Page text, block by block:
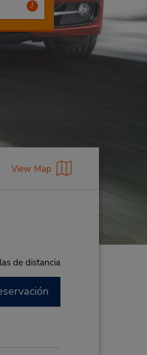
View Map
de distancia